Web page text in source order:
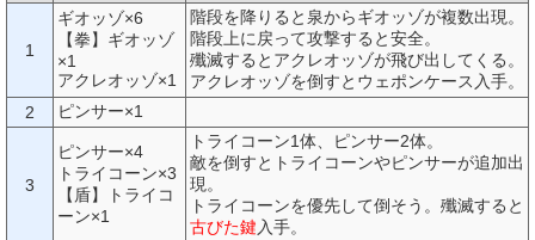
1
ギオッゾ×6
【拳】ギオッゾ
×1
アクレオッゾ×1
階段を降りると泉からギオッゾが複数出現。
階段上に戻って攻撃すると安全。
殲滅するとアクレオッゾが飛び出してくる。
アクレオッゾを倒すとウェポンケース入手。
2
ピンサー×1
3
ピンサー×4
トライコーン×3
【盾】トライコ
ーン×1
トライコーン1体、ピンサー2体。
敵を倒すとトライコーンやピンサーが追加出
現。
トライコーンを優先して倒そう。殲滅すると
古びた鍵 入手。